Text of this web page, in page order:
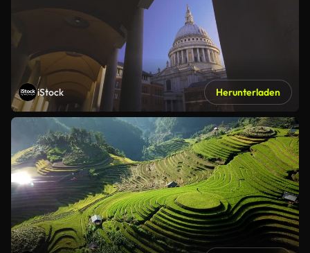
iStock Herunterladen